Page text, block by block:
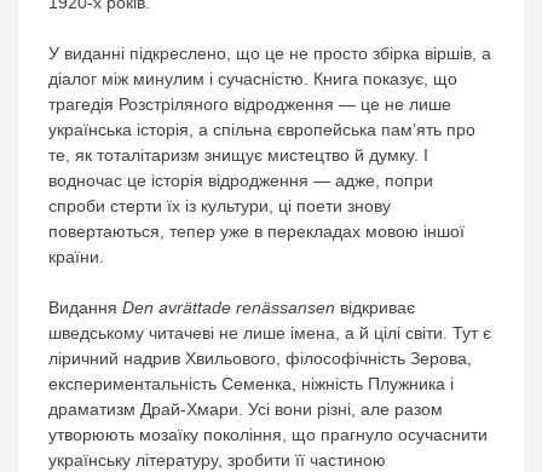
У виданні підкреслено, що це не просто збірка віршів, а
діалог між минулим і сучасністю. Книга показує, що
трагедія Розстріляного відродження — це не лише
українська історія, а спільна європейська пам’ять про
те, як тоталітаризм знищує мистецтво й думку. І
водночас це історія відродження — адже, попри
спроби стерти їх із культури, ці поети знову
повертаються, тепер уже в перекладах мовою іншої
країни.
Видання Den avrättade renässansen відкриває
шведському читачеві не лише імена, а й цілі світи. Тут є
ліричний надрив Хвильового, філософічність Зерова,
експериментальність Семенка, ніжність Плужника і
драматизм Драй-Хмари. Усі вони різні, але разом
утворюють мозаїку покоління, що прагнуло осучаснити
українську літературу, зробити її частиною